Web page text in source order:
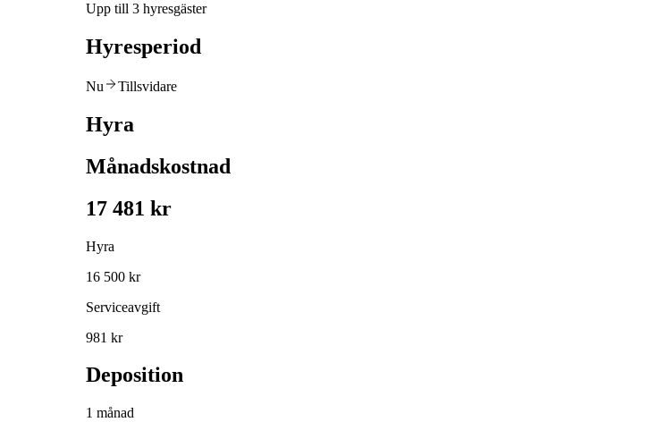
Upp till 3 hyresgäster
Hyresperiod
Nu Tillsvidare
Hyra
Månadskostnad
17 481 kr
Hyra
16 500 kr
Serviceavgift
981 kr
Deposition
1 månad